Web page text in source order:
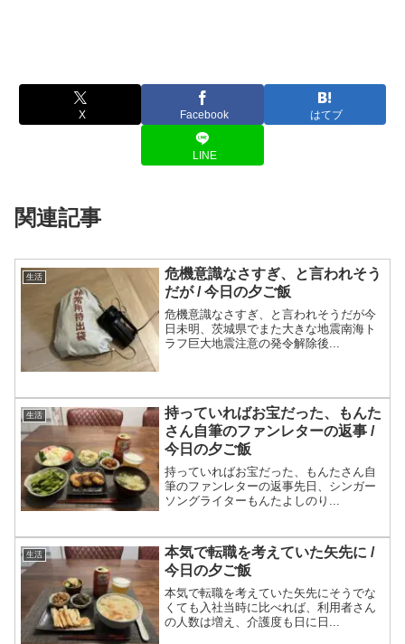
X Facebook はてブ
LINE
関連記事
生活
危機意識なさすぎ、と言われそう
だが / 今日の夕ご飯
危機意識なさすぎ、と言われそうだが今
日未明、茨城県でまた大きな地震南海ト
ラフ巨大地震注意の発令解除後...
生活
持っていればお宝だった、もんた
さん自筆のファンレターの返事 /
今日の夕ご飯
持っていればお宝だった、もんたさん自
筆のファンレターの返事先日、シンガー
ソングライターもんたよしのり...
生活
本気で転職を考えていた矢先に /
今日の夕ご飯
本気で転職を考えていた矢先にそうでな
くても入社当時に比べれば、利用者さん
の人数は増え、介護度も日に日...